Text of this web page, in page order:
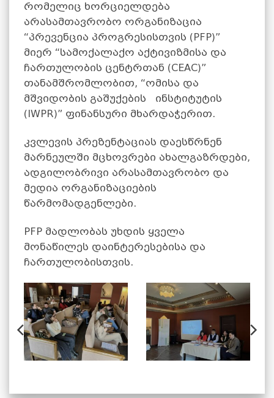
რომელიც ხორციელდება
არასამთავრობო ორგანიზაცია
“პრევენცია პროგრესისთვის (PFP)”
მიერ “სამოქალაქო აქტივიზმისა და
ჩართულობის ცენტრთან (CEAC)”
თანამშრომლობით, “ომისა და
მშვიდობის გაშუქების ინსტიტუტის
(IWPR)” ფინანსური მხარდაჭერით.
კვლევის პრეზენტაციას დაესწრნენ
მარნეულში მცხოვრები ახალგაზრდები,
ადგილობრივი არასამთავრობო და
მედია ორგანიზაციების
წარმომადგენლები.
PFP მადლობას უხდის ყველა
მონაწილეს დაინტერესებისა და
ჩართულობისთვის.